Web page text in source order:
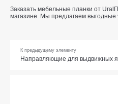
Заказать мебельные планки от
магазине. Мы предлагаем выгодные
К предыдущему элементу
Направляющие для выдвижных